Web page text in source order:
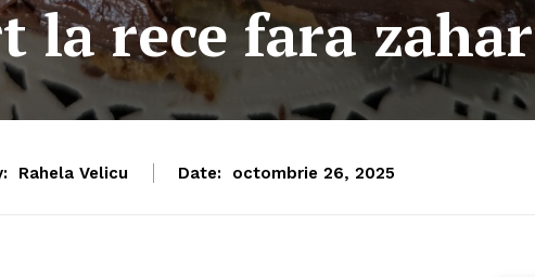
la rece fara zahar
Rahela Velicu Date: octombrie 26, 2025